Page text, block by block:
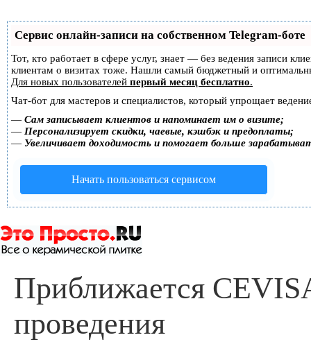
Сервис онлайн-записи на собственном Telegram-боте
Тот, кто работает в сфере услуг, знает — без ведения записи
клиентам о визитах тоже. Нашли самый бюджетный и
Для новых пользователей первый месяц бесплатно.
Чат-бот для мастеров и специалистов, который упрощает
— Сам записывает клиентов и напоминает им о визите;
— Персонализирует скидки, чаевые, кэшбэк и предоплаты;
— Увеличивает доходимость и помогает больше
Начать пользоваться сервисом
Приближается
проведения